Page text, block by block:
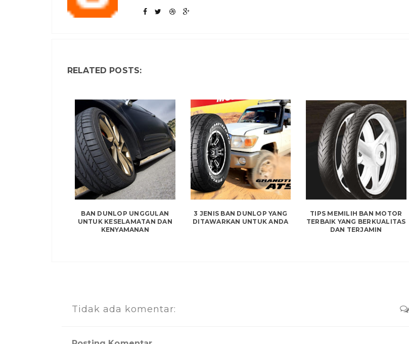
RELATED POSTS:
BAN DUNLOP UNGGULAN
UNTUK KESELAMATAN DAN
KENYAMANAN
3 JENIS BAN DUNLOP YANG
DITAWARKAN UNTUK ANDA
TIPS MEMILIH BAN MOTOR
TERBAIK YANG BERKUALITAS
DAN TERJAMIN
Tidak ada komentar: